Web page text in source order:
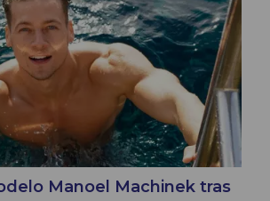
Manoel Machinek tras